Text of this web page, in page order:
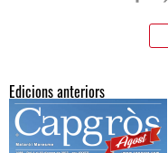
Edicions anteriors